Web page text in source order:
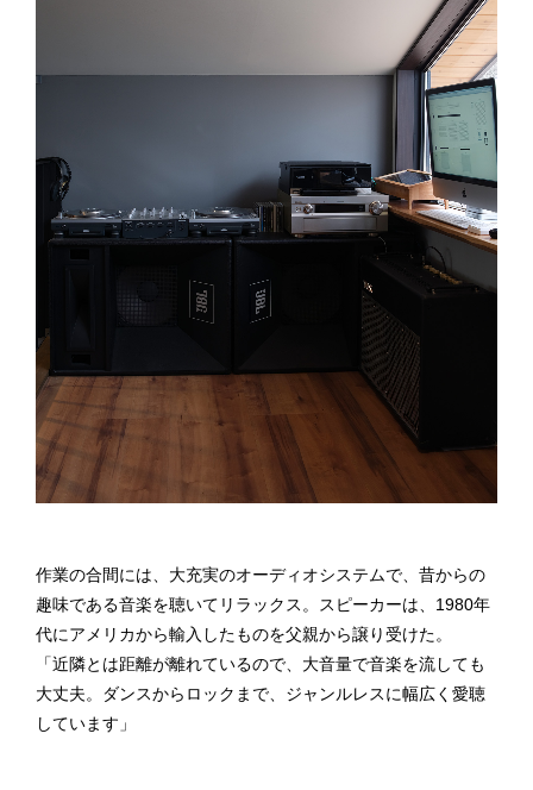
作業の合間には、大充実のオーディオシステムで、昔からの
趣味である音楽を聴いてリラックス。スピーカーは、1980年
代にアメリカから輸入したものを父親から譲り受けた。
「近隣とは距離が離れているので、大音量で音楽を流しても
大丈夫。ダンスからロックまで、ジャンルレスに幅広く愛聴
しています」